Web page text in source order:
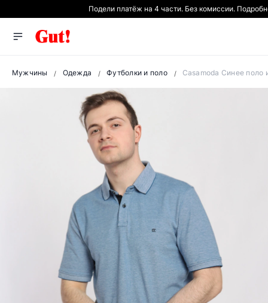
Подели платёж на 4 части. Без комиссии.
Мужчины Одежда Футболки и поло Casamoda Синее поло